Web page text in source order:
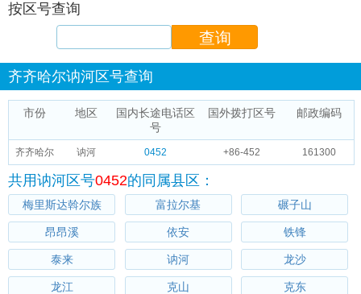
按区号查询
齐齐哈尔讷河区号查询
市份 地区
国内长途电话区
号
国外拨打区号 邮政编码
齐齐哈尔 讷河 0452 +86-452 161300
共用讷河区号0452的同属县区：
梅里斯达斡尔族 富拉尔基 碾子山
昂昂溪 依安 铁锋
泰来 讷河 龙沙
龙江 克山 克东